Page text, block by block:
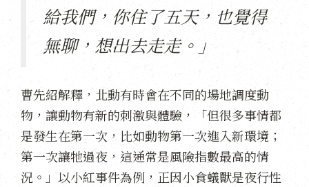
給我們，你住了五天，也覺得
無聊，想出去走走。」
曹先紹解釋，北動有時會在不同的場地調度動
物，讓動物有新的刺激與體驗，「但很多事情都
是發生在第一次，比如動物第一次進入新環境；
第一次讓牠過夜，這通常是風險指數最高的情
況。」以小紅事件為例，正因小食蟻獸是夜行性